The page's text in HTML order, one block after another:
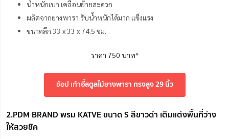
น้ำหนักเบา เคลื่อนย้ายสะดวก
ผลิตจากยางพารา รับน้ำหนักได้มาก แข็งแรง
ขนาดลึก 33 x 33 x 74.5 ซม.
ราคา 750 บาท*
ช้อป เก้าอี้สตูลไม้ยางพารา ทรงสูง 29 นิ้ว
2.PDM BRAND พรม KATVE ขนาด S สีขาวดำ เติมแต่งพื้นที่ว่าง
ให้สวยชิค